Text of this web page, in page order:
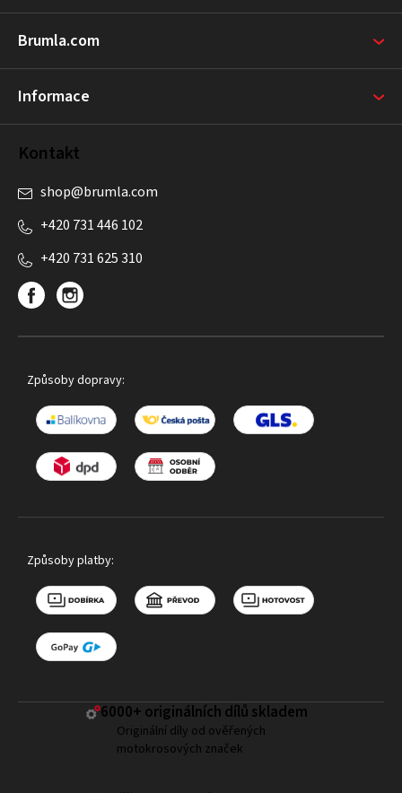
a
í
Brumla.com
Informace
Kontakt
shop@brumla.com
+420 731 446 102
+420 731 625 310
Způsoby dopravy:
Způsoby platby:
6000+ ​originálních dílů skladem
Originální díly od ověřených
motokrosových značek